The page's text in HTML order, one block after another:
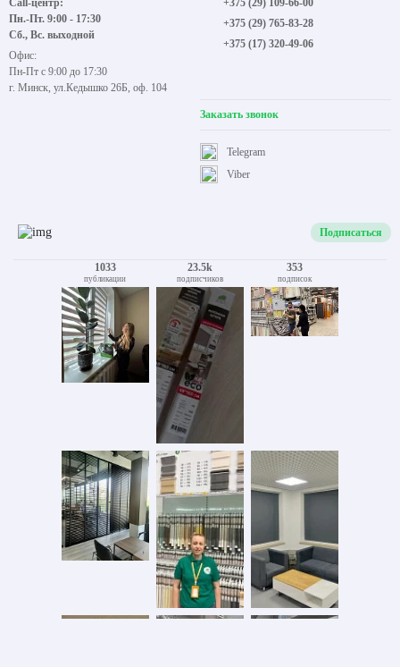
Call-центр:
Пн.-Пт. 9:00 - 17:30
Сб., Вс. выходной
Офис:
Пн-Пт с 9:00 до 17:30
г. Минск, ул.Кедышко 26Б, оф. 104
+375 (29) 109-66-00
+375 (29) 765-83-28
+375 (17) 320-49-06
Заказать звонок
Viber
Telegram
Подписаться
1033
публикации
23.5k
подписчиков
353
подписок